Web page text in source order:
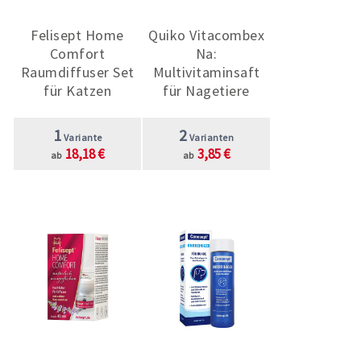
Felisept Home
Comfort
Raumdiffuser Set
für Katzen
1 Variante
ab 18,18 €
Quiko Vitacombex
Na:
Multivitaminsaft
für Nagetiere
2 Varianten
ab 3,85 €